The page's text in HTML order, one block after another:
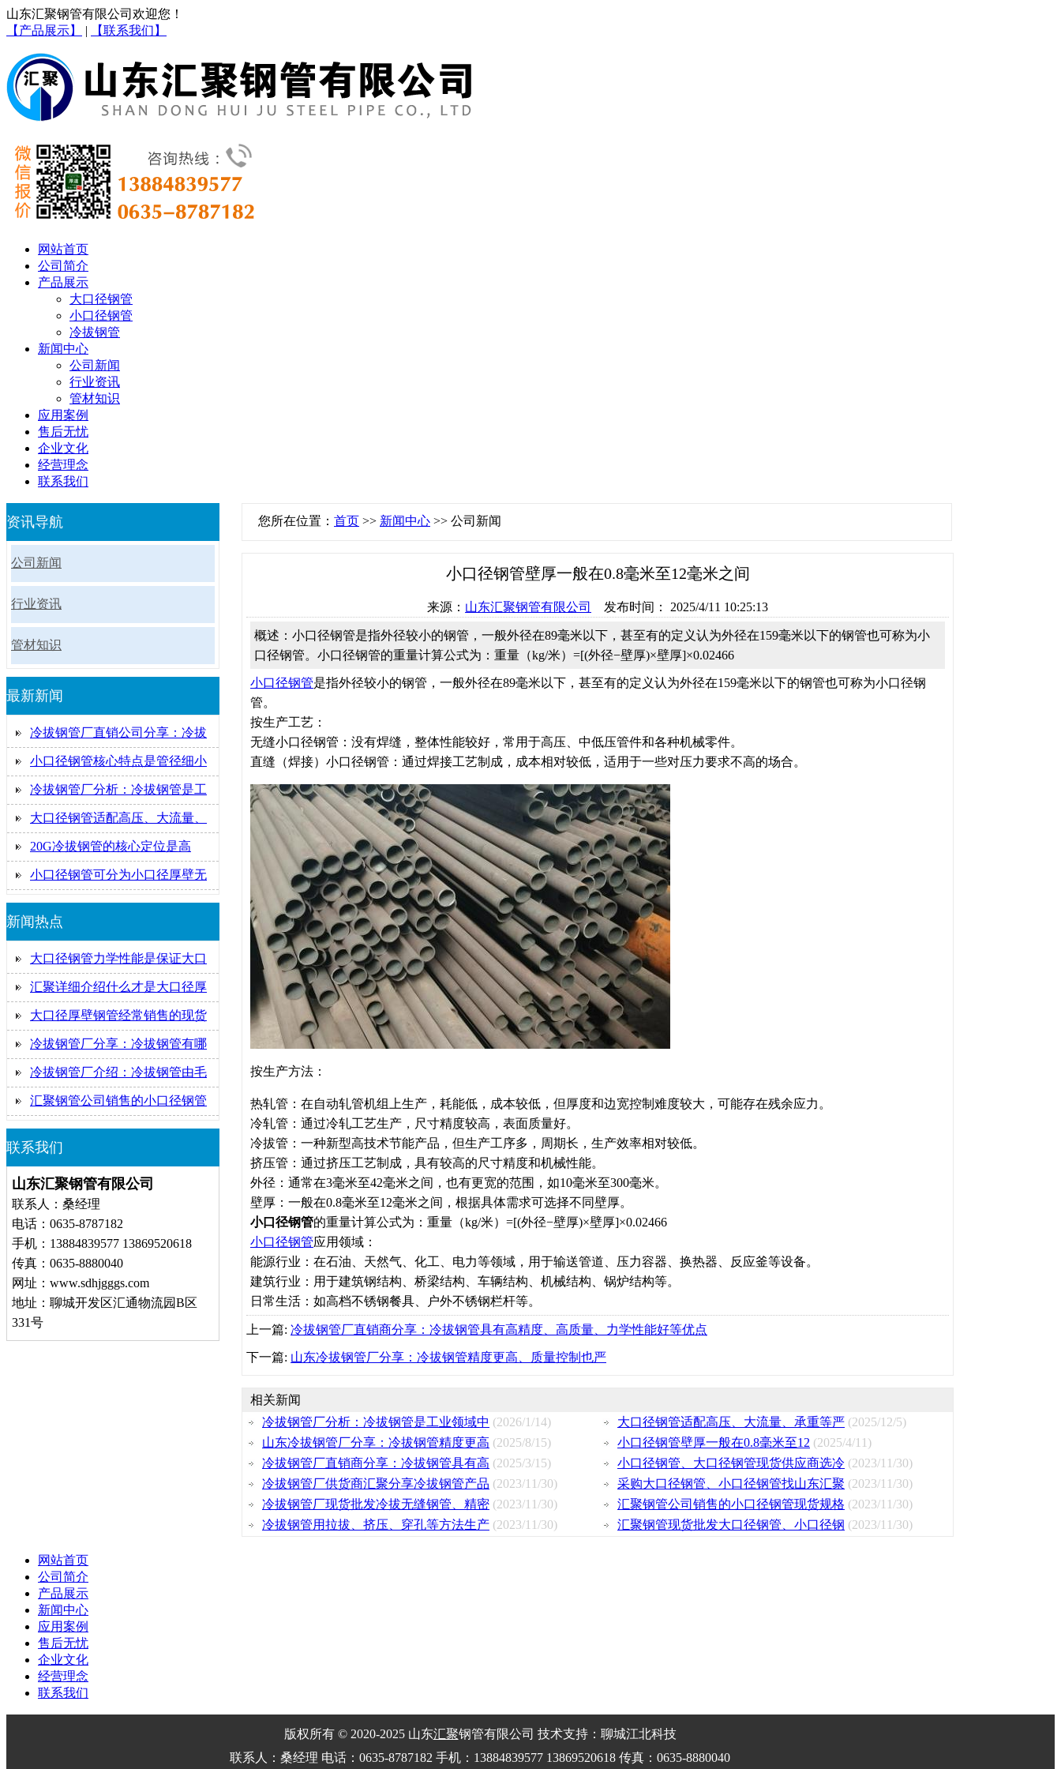
山东汇聚钢管有限公司欢迎您！
【产品展示】
| 【联系我们】
网站首页
公司简介
产品展示
大口径钢管
小口径钢管
冷拔钢管
新闻中心
公司新闻
行业资讯
管材知识
应用案例
售后无忧
企业文化
经营理念
联系我们
资讯导航
公司新闻
行业资讯
管材知识
最新新闻
冷拔钢管厂直销公司分享：冷拔
小口径钢管核心特点是管径细小
冷拔钢管厂分析：冷拔钢管是工
大口径钢管适配高压、大流量、
20G冷拔钢管的核心定位是高
小口径钢管可分为小口径厚壁无
新闻热点
大口径钢管力学性能是保证大口
汇聚详细介绍什么才是大口径厚
大口径厚壁钢管经常销售的现货
冷拔钢管厂分享：冷拔钢管有哪
冷拔钢管厂介绍：冷拔钢管由毛
汇聚钢管公司销售的小口径钢管
联系我们
山东汇聚钢管有限公司
联系人：桑经理
电话：0635-8787182
手机：13884839577 13869520618
传真：0635-8880040
网址：www.sdhjgggs.com
地址：聊城开发区汇通物流园B区
331号
您所在位置： 首页 >> 新闻中心 >> 公司新闻
小口径钢管壁厚一般在0.8毫米至12毫米之间
来源： 山东汇聚钢管有限公司 发布时间： 2025/4/11 10:25:13
概述：小口径钢管是指外径较小的钢管，一般外径在89毫米以下，甚至有的定义认为外径在159毫米以下的钢管也可称为小
口径钢管。小口径钢管的重量计算公式为：重量（kg/米）=[(外径−壁厚)×壁厚]×0.02466
小口径钢管是指外径较小的钢管，一般外径在89毫米以下，甚至有的定义认为外径在159毫米以下的钢管也可称为小口径钢
管。
按生产工艺：
无缝小口径钢管：没有焊缝，整体性能较好，常用于高压、中低压管件和各种机械零件。
直缝（焊接）小口径钢管：通过焊接工艺制成，成本相对较低，适用于一些对压力要求不高的场合。
按生产方法：
热轧管：在自动轧管机组上生产，耗能低，成本较低，但厚度和边宽控制难度较大，可能存在残余应力。
冷轧管：通过冷轧工艺生产，尺寸精度较高，表面质量好。
冷拔管：一种新型高技术节能产品，但生产工序多，周期长，生产效率相对较低。
挤压管：通过挤压工艺制成，具有较高的尺寸精度和机械性能。
外径：通常在3毫米至42毫米之间，也有更宽的范围，如10毫米至300毫米。
壁厚：一般在0.8毫米至12毫米之间，根据具体需求可选择不同壁厚。
小口径钢管的重量计算公式为：重量（kg/米）=[(外径−壁厚)×壁厚]×0.02466
小口径钢管应用领域：
能源行业：在石油、天然气、化工、电力等领域，用于输送管道、压力容器、换热器、反应釜等设备。
建筑行业：用于建筑钢结构、桥梁结构、车辆结构、机械结构、锅炉结构等。
日常生活：如高档不锈钢餐具、户外不锈钢栏杆等。
上一篇: 冷拔钢管厂直销商分享：冷拔钢管具有高精度、高质量、力学性能好等优点
下一篇: 山东冷拔钢管厂分享：冷拔钢管精度更高、质量控制也严
相关新闻
冷拔钢管厂分析：冷拔钢管是工业领域中 (2026/1/14) 大口径钢管适配高压、大流量、承重等严 (2025/12/5)
山东冷拔钢管厂分享：冷拔钢管精度更高 (2025/8/15) 小口径钢管壁厚一般在0.8毫米至12 (2025/4/11)
冷拔钢管厂直销商分享：冷拔钢管具有高 (2025/3/15) 小口径钢管、大口径钢管现货供应商选冷 (2023/11/30)
冷拔钢管厂供货商汇聚分享冷拔钢管产品 (2023/11/30) 采购大口径钢管、小口径钢管找山东汇聚 (2023/11/30)
冷拔钢管厂现货批发冷拔无缝钢管、精密 (2023/11/30) 汇聚钢管公司销售的小口径钢管现货规格 (2023/11/30)
冷拔钢管用拉拔、挤压、穿孔等方法生产 (2023/11/30) 汇聚钢管现货批发大口径钢管、小口径钢 (2023/11/30)
网站首页
公司简介
产品展示
新闻中心
应用案例
售后无忧
企业文化
经营理念
联系我们
版权所有 © 2020-2025 山东汇聚钢管有限公司 技术支持：聊城江北科技
联系人：桑经理 电话：0635-8787182 手机：13884839577 13869520618 传真：0635-8880040